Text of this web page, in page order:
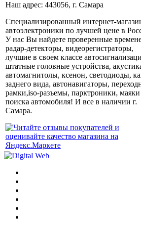
Наш адрес: 443056, г. Самара
Специализированный интернет-
автоэлектроники по лучшей цене в
У нас Вы найдете проверенные
радар-детекторы, видеорегистраторы,
лучшие в своем классе
штатные головные устройства,
автомагнитолы, ксенон, светодиоды,
заднего вида, автонавигаторы,
рамки,iso-разъемы, парктроники, маяки
поиска автомобиля! И все в наличии г.
Самара.